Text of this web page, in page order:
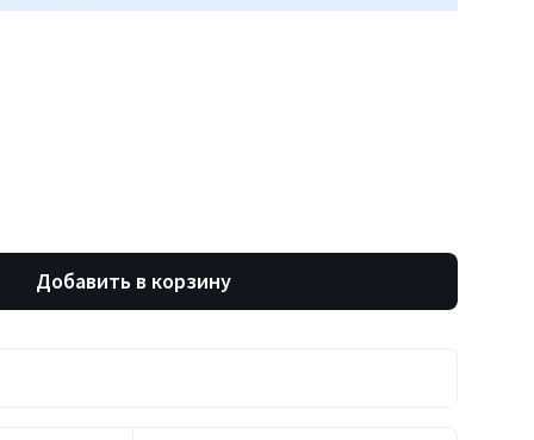
Добавить в корзину